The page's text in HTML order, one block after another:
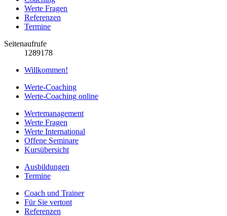
Werte Fragen
Referenzen
Termine
Seitenaufrufe
1289178
Willkommen!
Werte-Coaching
Werte-Coaching online
Wertemanagement
Werte Fragen
Werte International
Offene Seminare
Kursübersicht
Ausbildungen
Termine
Coach und Trainer
Für Sie vertont
Referenzen